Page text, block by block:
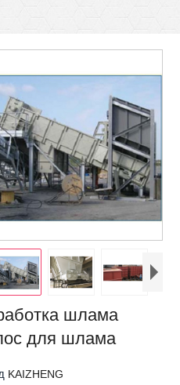
шлама
для шлама
KAIZHENG